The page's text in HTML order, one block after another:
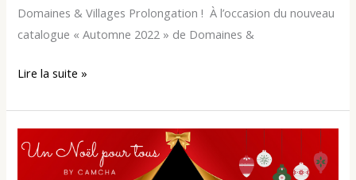
Domaines & Villages Prolongation ! ­ À l’occasion du nouveau
catalogue « Automne 2022 » de Domaines &
Lire la suite »
Amis